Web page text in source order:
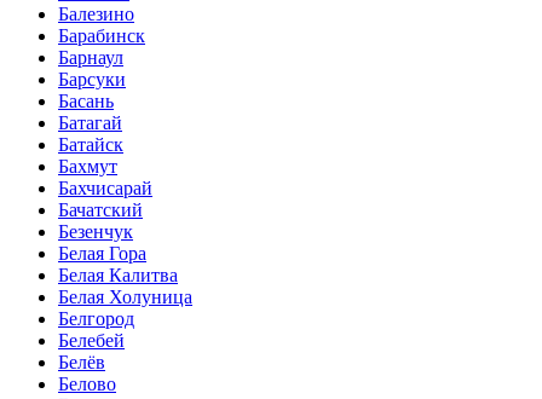
Балезино
Барабинск
Барнаул
Барсуки
Басань
Батагай
Батайск
Бахмут
Бахчисарай
Бачатский
Безенчук
Белая Гора
Белая Калитва
Белая Холуница
Белгород
Белебей
Белёв
Белово